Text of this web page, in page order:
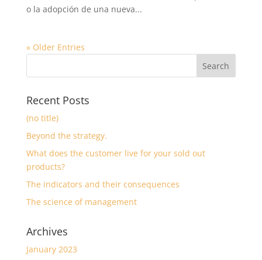
o la adopción de una nueva...
« Older Entries
Recent Posts
(no title)
Beyond the strategy.
What does the customer live for your sold out
products?
The indicators and their consequences
The science of management
Archives
January 2023